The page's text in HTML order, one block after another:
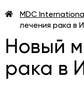
MDC
лечения рака в
Новый
рака в